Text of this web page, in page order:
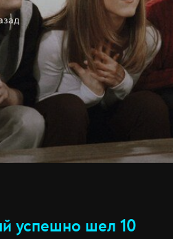
успешно шел 10